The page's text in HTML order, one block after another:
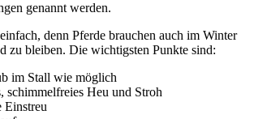
genannt werden.
denn Pferde brauchen auch im Winter
zu bleiben. Die wichtigsten Punkte sind:
im Stall wie möglich
schimmelfreies Heu und Stroh
Einstreu